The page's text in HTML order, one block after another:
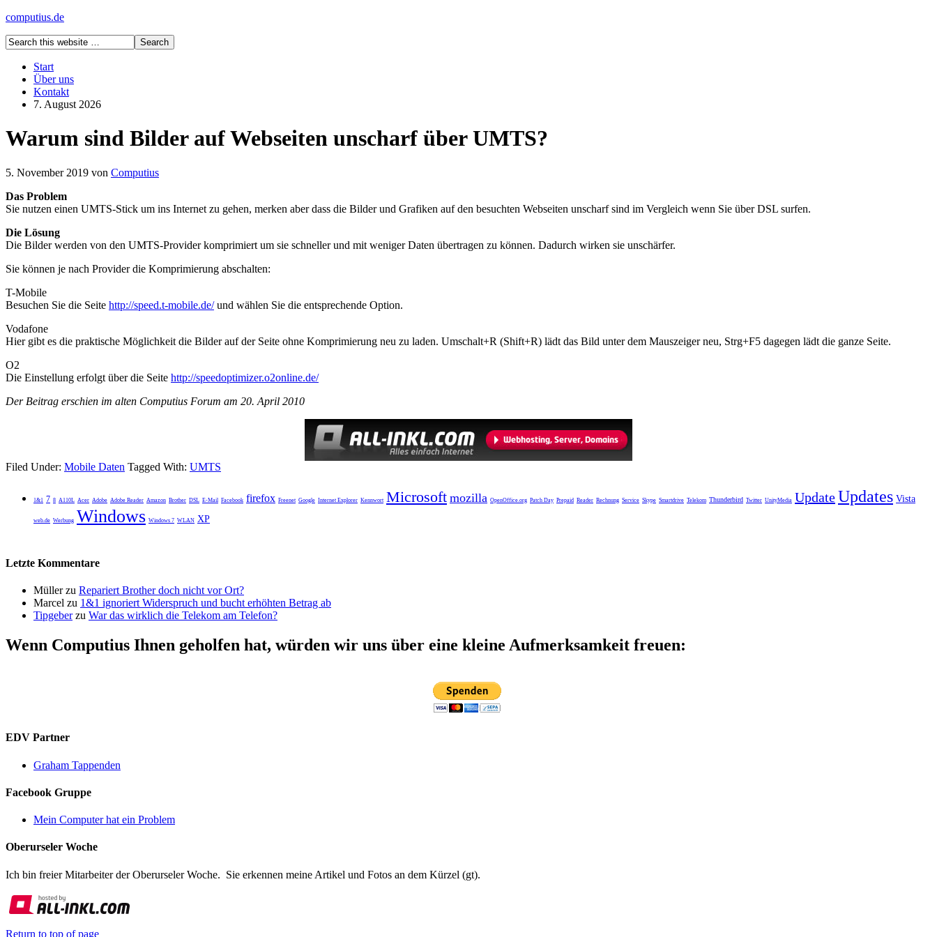
computius.de
Start
Über uns
Kontakt
7. August 2026
Warum sind Bilder auf Webseiten unscharf über UMTS?
5. November 2019 von Computius
Das Problem
Sie nutzen einen UMTS-Stick um ins Internet zu gehen, merken aber dass die Bilder und Grafiken auf den besuchten Webseiten unscharf sind im Vergleich wenn Sie über DSL surfen.
Die Lösung
Die Bilder werden von den UMTS-Provider komprimiert um sie schneller und mit weniger Daten übertragen zu können. Dadurch wirken sie unschärfer.
Sie können je nach Provider die Komprimierung abschalten:
T-Mobile
Besuchen Sie die Seite http://speed.t-mobile.de/und wählen Sie die entsprechende Option.
Vodafone
Hier gibt es die praktische Möglichkeit die Bilder auf der Seite ohne Komprimierung neu zu laden. Umschalt+R (Shift+R) lädt das Bild unter dem Mauszeiger neu, Strg+F5 dagegen lädt die ganze Seite.
O2
Die Einstellung erfolgt über die Seite http://speedoptimizer.o2online.de/
Der Beitrag erschien im alten Computius Forum am 20. April 2010
Filed Under: Mobile Daten Tagged With: UMTS
1&1 7 8 A110L Acer Adobe Adobe Reader Amazon Brother DSL E-Mail Facebook firefox Freenet Google Internet Explorer Kennwort Microsoft mozilla OpenOffice.org Patch Day Prepaid Reader Rechnung Service Skype Smartdrive Telekom Thunderbird Twitter UnityMedia UpdateUpdates Vista
web.de Werbung Windows Windows 7 WLAN XP
Letzte Kommentare
Müllerzu Repariert Brother doch nicht vor Ort?
Marcel zu 1&1 ignoriert Widerspruch und bucht erhöhten Betrag ab
Tipgeberzu War das wirklich die Telekom am Telefon?
Wenn Computius Ihnen geholfen hat, würden wir uns über eine kleine Aufmerksamkeit freuen:
EDV Partner
Graham Tappenden
Facebook Gruppe
Mein Computer hat ein Problem
Oberurseler Woche
Ich bin freier Mitarbeiter der Oberurseler Woche. Sie erkennen meine Artikel und Fotos an dem Kürzel (gt).
Return to top of page